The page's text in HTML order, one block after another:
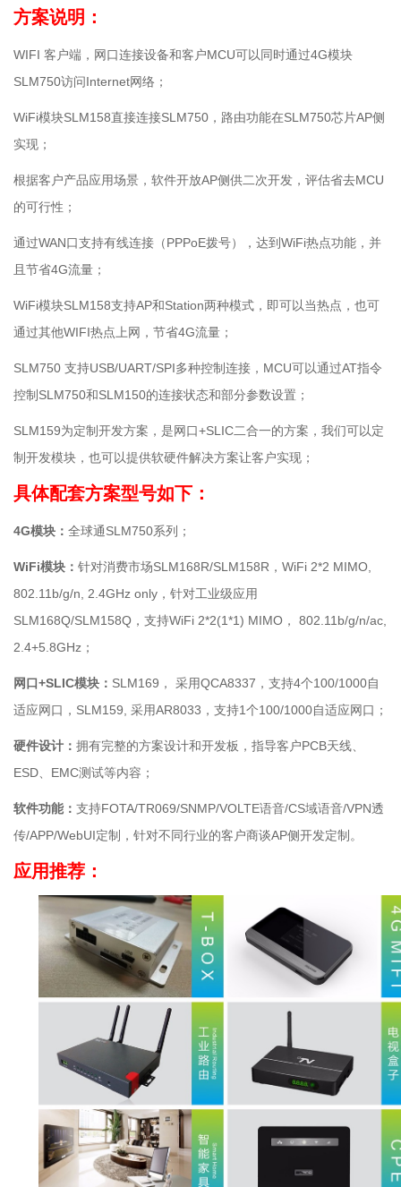
方案说明：
WIFI 客户端，网口连接设备和客户MCU可以同时通过4G模块
SLM750访问Internet网络；
WiFi模块SLM158直接连接SLM750，路由功能在SLM750芯片AP侧
实现；
根据客户产品应用场景，软件开放AP侧供二次开发，评估省去MCU
的可行性；
通过WAN口支持有线连接（PPPoE拨号），达到WiFi热点功能，并
且节省4G流量；
WiFi模块SLM158支持AP和Station两种模式，即可以当热点，也可
通过其他WIFI热点上网，节省4G流量；
SLM750 支持USB/UART/SPI多种控制连接，MCU可以通过AT指令
控制SLM750和SLM150的连接状态和部分参数设置；
SLM159为定制开发方案，是网口+SLIC二合一的方案，我们可以定
制开发模块，也可以提供软硬件解决方案让客户实现；
具体配套方案型号如下：
4G模块： 全球通SLM750系列；
WiFi模块： 针对消费市场SLM168R/SLM158R，WiFi 2*2 MIMO,
802.11b/g/n, 2.4GHz only，针对工业级应用
SLM168Q/SLM158Q，支持WiFi 2*2(1*1) MIMO， 802.11b/g/n/ac,
2.4+5.8GHz；
网口+SLIC模块： SLM169， 采用QCA8337，支持4个100/1000自
适应网口，SLM159, 采用AR8033，支持1个100/1000自适应网口；
硬件设计： 拥有完整的方案设计和开发板，指导客户PCB天线、
ESD、EMC测试等内容；
软件功能： 支持FOTA/TR069/SNMP/VOLTE语音/CS域语音/VPN透
传/APP/WebUI定制，针对不同行业的客户商谈AP侧开发定制。
应用推荐：